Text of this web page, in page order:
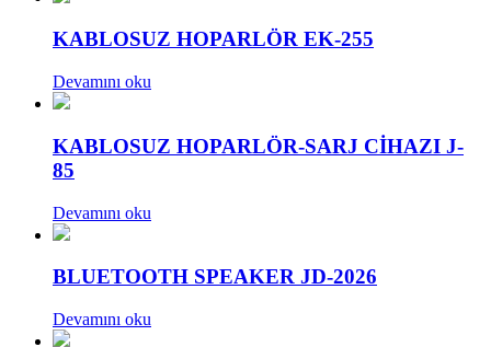
KABLOSUZ HOPARLÖR EK-255
Devamını oku
KABLOSUZ HOPARLÖR-SARJ CİHAZI J-
85
Devamını oku
BLUETOOTH SPEAKER JD-2026
Devamını oku